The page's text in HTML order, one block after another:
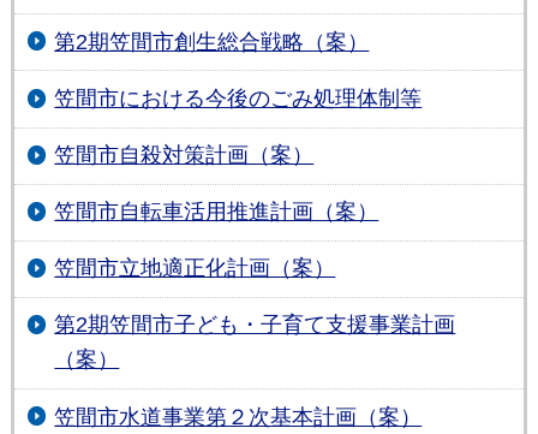
第2期笠間市創生総合戦略（案）
笠間市における今後のごみ処理体制等
笠間市自殺対策計画（案）
笠間市自転車活用推進計画（案）
笠間市立地適正化計画（案）
第2期笠間市子ども・子育て支援事業計画
（案）
笠間市水道事業第２次基本計画（案）